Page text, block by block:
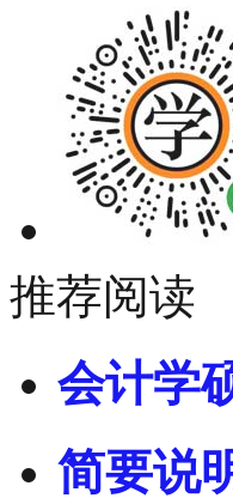
推荐阅读
会计学
简要说